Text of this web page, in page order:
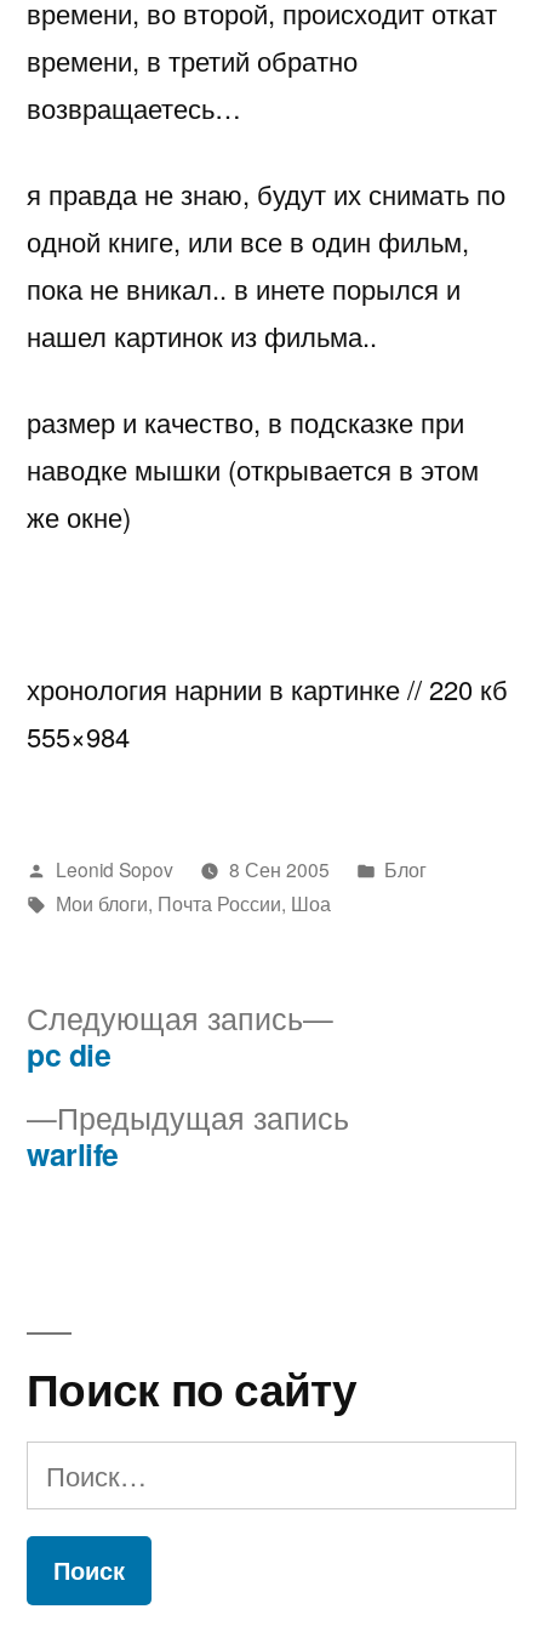
времени, во второй, происходит откат
времени, в третий обратно
возвращаетесь…
я правда не знаю, будут их снимать по
одной книге, или все в один фильм,
пока не вникал.. в инете порылся и
нашел картинок из фильма..
размер и качество, в подсказке при
наводке мышки (открывается в этом
же окне)
хронология нарнии в картинке // 220 кб
555×984
Написано
автором
Leonid Sopov 8 Сен 2005
Написано
Блог
Метки:
Мои блоги, Почта России, Шоа
Навигация
по
записям
Предыдущая запись
warlife
Следующая запись
Следующая
pc die
Поиск по сайту
Найти: